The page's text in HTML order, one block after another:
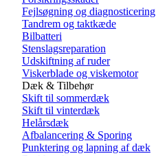
Fejlsøgning og diagnosticering
Tandrem og taktkæde
Bilbatteri
Stenslagsreparation
Udskiftning af ruder
Viskerblade og viskemotor
Dæk & Tilbehør
Skift til sommerdæk
Skift til vinterdæk
Helårsdæk
Afbalancering & Sporing
Punktering og lapning af dæk